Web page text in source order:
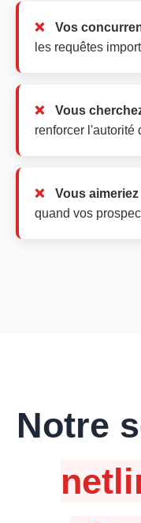
Vos
les requêtes
Vous
renforcer l'autorité
Vous
quand vos
Notre